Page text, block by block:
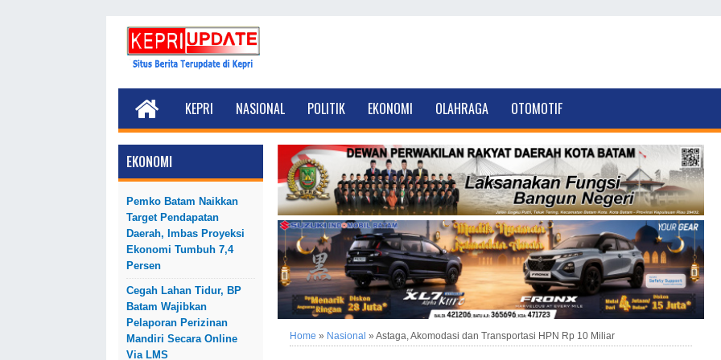
KEPRI NASIONAL POLITIK EKONOMI OLAHRAGA OTOMOTIF
EKONOMI
Pemko Batam Naikkan
Target Pendapatan
Daerah, Imbas Proyeksi
Ekonomi Tumbuh 7,4
Persen
Cegah Lahan Tidur, BP
Batam Wajibkan
Pelaporan Perizinan
Mandiri Secara Online
Via LMS
Home » Nasional » Astaga, Akomodasi dan Transportasi HPN Rp 10 Miliar